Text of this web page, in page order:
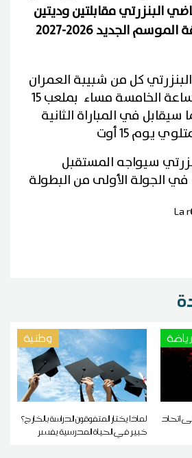
البنزرتي مقابلتين وديتين
الجديد 2026-2027
كل من شبيبة العمران
غدا 10 أوت على الساعة الخامسة مساء بملعب 15
سيقابل في المباراة الثانية
يوم 15 أوت
سيواجه المستقبل
الجولة الأولى من البطولة
La
رياضة
اتحاد
وطنية
لماذا يختار المتفوقون الدراسة بالخارج؟
خبير في الحياة المدرسية يفسر